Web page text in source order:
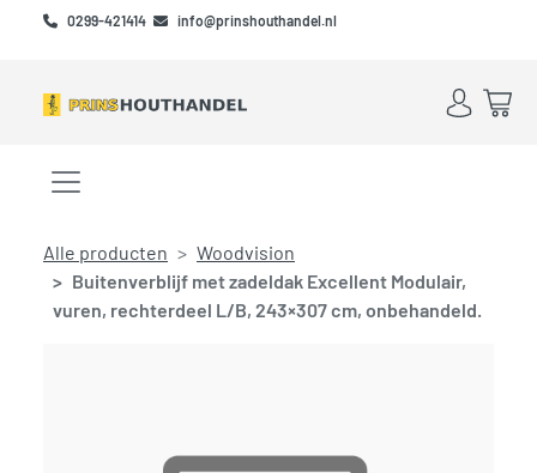
Skip to main content
Skip to footer
0299-421414 info@prinshouthandel.nl
Account
Menu openen/sluiten
Alle producten
Woodvision
Buitenverblijf met zadeldak Excellent Modulair,
vuren, rechterdeel L/B, 243×307 cm, onbehandeld.